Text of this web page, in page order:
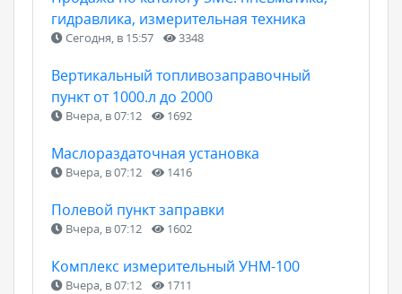
гидравлика, измерительная техника
Сегодня, в 15:57 3348
Вертикальный топливозаправочный
пункт от 1000.л до 2000
Вчера, в 07:12 1692
Маслораздаточная установка
Вчера, в 07:12 1416
Полевой пункт заправки
Вчера, в 07:12 1602
Комплекс измерительный УНМ-100
Вчера, в 07:12 1711